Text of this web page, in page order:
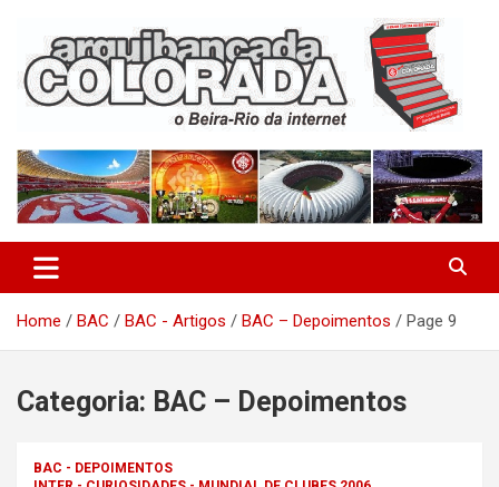
content
Arquibancada Colorada
Home BAC BAC - Artigos BAC – Depoimentos Page 9
Categoria: BAC – Depoimentos
BAC - DEPOIMENTOS